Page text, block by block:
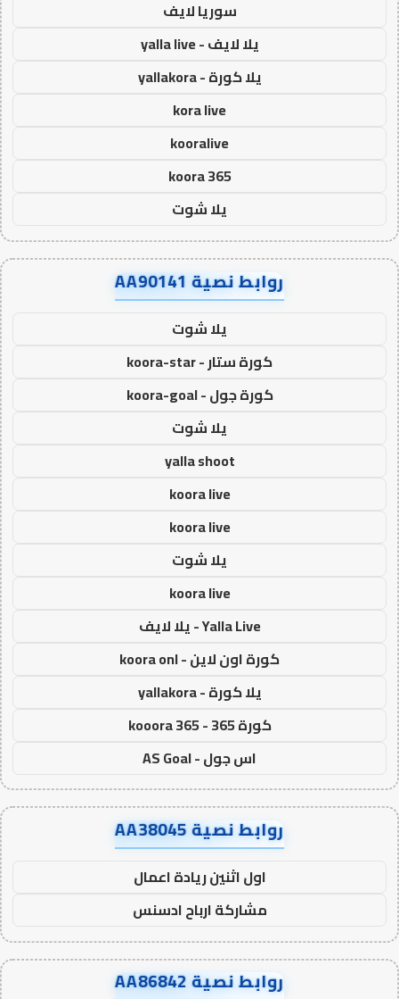
سوريا لايف
يلا لايف - yalla live
يلا كورة - yallakora
kora live
kooralive
koora 365
يلا شوت
روابط نصية AA90141
يلا شوت
كورة ستار - koora-star
كورة جول - koora-goal
يلا شوت
yalla shoot
koora live
koora live
يلا شوت
koora live
Yalla Live - يلا لايف
كورة اون لاين - koora onl
يلا كورة - yallakora
كورة 365 - kooora 365
اس جول - AS Goal
روابط نصية AA38045
اول اثنين ريادة اعمال
مشاركة ارباح ادسنس
روابط نصية AA86842